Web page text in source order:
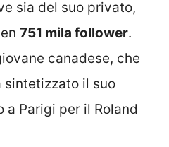
sia del suo privato,
751 mila follower.
canadese, che
sintetizzato il suo
a Parigi per il Roland